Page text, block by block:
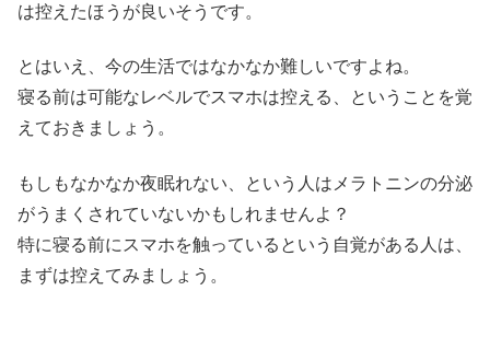
は控えたほうが良いそうです。
とはいえ、今の生活ではなかなか難しいですよね。
寝る前は可能なレベルでスマホは控える、ということを覚
えておきましょう。
もしもなかなか夜眠れない、という人はメラトニンの分泌
がうまくされていないかもしれませんよ？
特に寝る前にスマホを触っているという自覚がある人は、
まずは控えてみましょう。